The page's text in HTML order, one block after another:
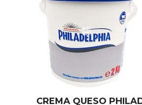
CREMA QUESO